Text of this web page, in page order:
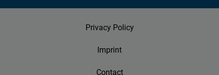
Privacy Policy
Imprint
Contact